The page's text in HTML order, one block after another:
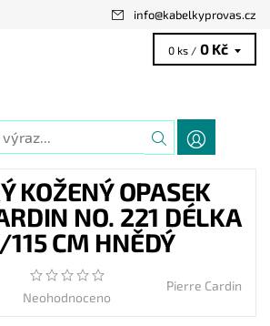
info@kabelkyprovas.cz
0 ks / 0 Kč
KOŽENÝ OPASEK
NO. 221 DÉLKA
CM HNĚDÝ
Neohodnoceno
Pierre Cardin